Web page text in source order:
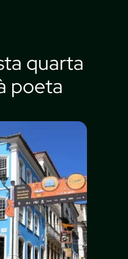
quarta
poeta